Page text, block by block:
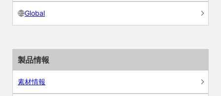
Global
製品情報
素材情報